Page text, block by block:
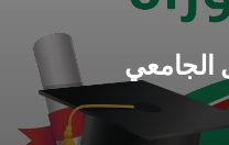
الجامعي